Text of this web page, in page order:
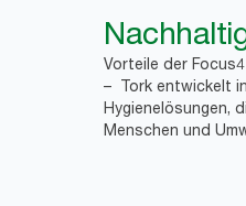
Vorteile der
– Tork entwickelt
Hygienelösungen,
Menschen und